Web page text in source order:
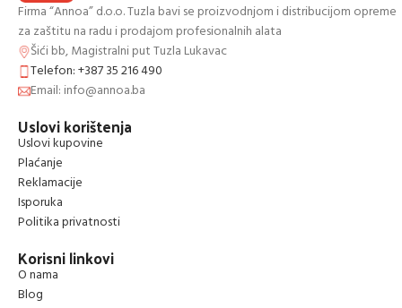
Firma “Annoa” d.o.o. Tuzla bavi se proizvodnjom i distribucijom opreme
za zaštitu na radu i prodajom profesionalnih alata
Šići bb, Magistralni put Tuzla Lukavac
Telefon: +387 35 216 490
Email: info@annoa.ba
Uslovi korištenja
Uslovi kupovine
Plaćanje
Reklamacije
Isporuka
Politika privatnosti
Korisni linkovi
O nama
Blog